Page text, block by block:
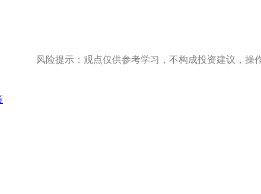
风险提示：观点仅供参考学习，不构成投资建议，操